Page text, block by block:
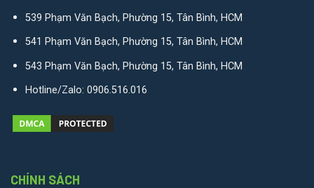
539 Phạm Văn Bạch, Phường 15, Tân Bình, HCM
541 Phạm Văn Bạch, Phường 15, Tân Bình, HCM
543 Phạm Văn Bạch, Phường 15, Tân Bình, HCM
Hotline/Zalo: 0906.516.016
CHÍNH SÁCH